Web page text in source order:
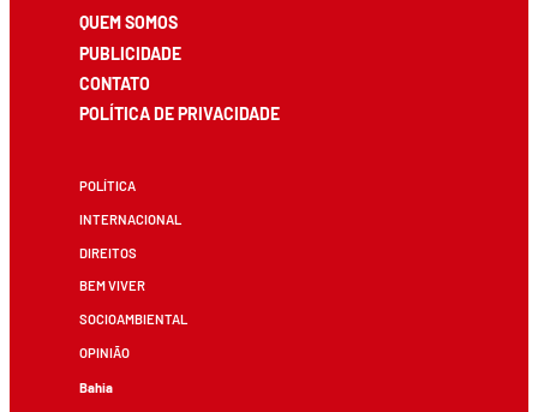
QUEM SOMOS
PUBLICIDADE
CONTATO
POLÍTICA DE PRIVACIDADE
POLÍTICA
INTERNACIONAL
DIREITOS
BEM VIVER
SOCIOAMBIENTAL
OPINIÃO
Bahia